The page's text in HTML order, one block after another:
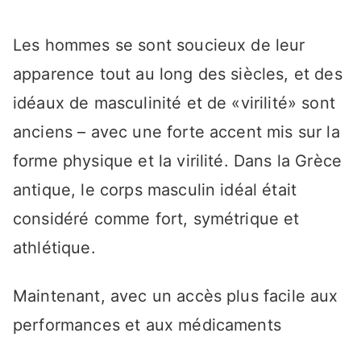
Les hommes se sont soucieux de leur
apparence tout au long des siècles, et des
idéaux de masculinité et de «virilité» sont
anciens – avec une forte accent mis sur la
forme physique et la virilité. Dans la Grèce
antique, le corps masculin idéal était
considéré comme fort, symétrique et
athlétique.
Maintenant, avec un accès plus facile aux
performances et aux médicaments